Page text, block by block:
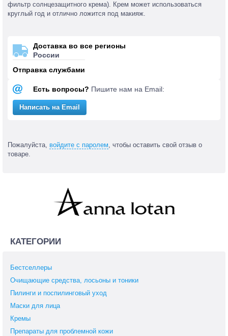
фильтр солнцезащитного крема). Крем может использоваться
круглый год и отлично ложится под макияж.
Доставка во все регионы
России
Отправка службами
Есть вопросы? Пишите нам на Email:
Написать на Email
Пожалуйста, войдите с паролем, чтобы оставить свой отзыв о
товаре.
КАТЕГОРИИ
Бестселлеры
Очищающие средства, лосьоны и тоники
Пилинги и поспилинговый уход
Маски для лица
Кремы
Препараты для проблемной кожи